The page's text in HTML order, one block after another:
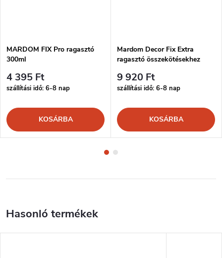
MARDOM FIX Pro ragasztó
300ml
4 395 Ft
szállítási idő: 6-8 nap
KOSÁRBA
Mardom Decor Fix Extra
ragasztó összekötésekhez
9 920 Ft
szállítási idő: 6-8 nap
KOSÁRBA